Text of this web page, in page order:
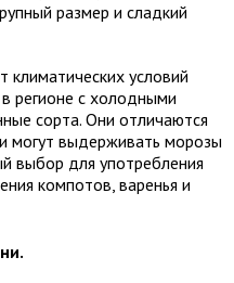
размер и сладкий
климатических условий
регионе с холодными
сорта. Они отличаются
могут выдерживать морозы
выбор для употребления
компотов, варенья и